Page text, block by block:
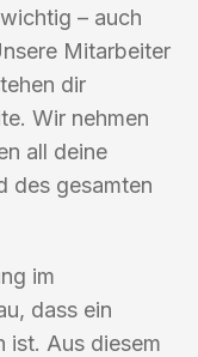
– auch
Mitarbeiter
dir
Wir nehmen
all deine
des gesamten
im
dass ein
ist. Aus diesem